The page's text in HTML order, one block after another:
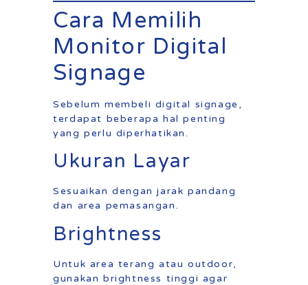
Cara Memilih
Monitor Digital
Signage
Sebelum membeli digital signage,
terdapat beberapa hal penting
yang perlu diperhatikan.
Ukuran Layar
Sesuaikan dengan jarak pandang
dan area pemasangan.
Brightness
Untuk area terang atau outdoor,
gunakan brightness tinggi agar